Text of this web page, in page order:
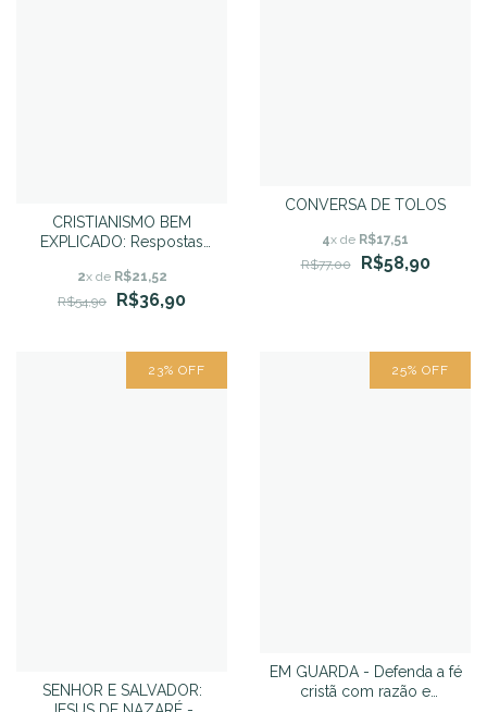
CRISTIANISMO BEM
EXPLICADO: Respostas
confuso - Augustus
Nicodemus
2x de R$21,52
R$54,90
R$36,90
CONVERSA DE TOLOS
4x de R$17,51
R$77,00
R$58,90
23% OFF
SENHOR E SALVADOR:
25% OFF
EM GUARDA - Defenda a fé
cristã com razão e